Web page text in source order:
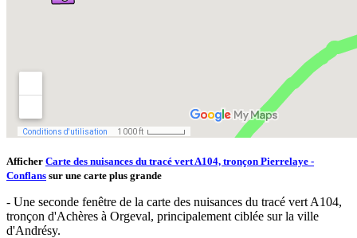
Afficher Carte des nuisances du tracé vert A104, tronçon Pierrelaye -
Conflans sur une carte plus grande
- Une seconde fenêtre de la carte des nuisances du tracé vert A104,
tronçon d'Achères à Orgeval, principalement ciblée sur la ville
d'Andrésy.